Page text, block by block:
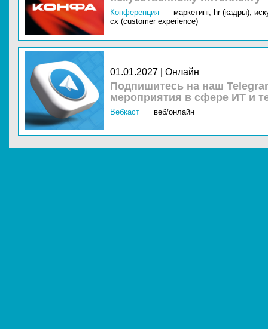
Конференция маркетинг, hr (кадры),
cx (customer experience)
01.01.2027 | Онлайн
Подпишитесь на наш
мероприятия в сфере ИТ и
Вебкаст веб/онлайн